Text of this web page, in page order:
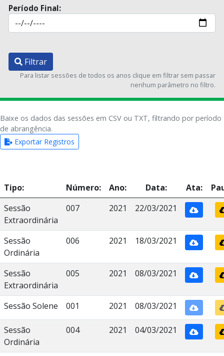
Período Final:
Filtrar
Para listar sessões de todos os anos clique em filtrar sem passar
nenhum parâmetro no filtro.
Baixe os dados das sessões em CSV ou TXT, filtrando por período
de abrangência.
Exportar Registros
Tipo: Número: Ano: Data: Ata:
Sessão
Extraordinária
007 2021 22/03/2021
Sessão
Ordinária
006 2021 18/03/2021
Sessão
Extraordinária
005 2021 08/03/2021
Sessão Solene 001 2021 08/03/2021
Sessão
Ordinária
004 2021 04/03/2021